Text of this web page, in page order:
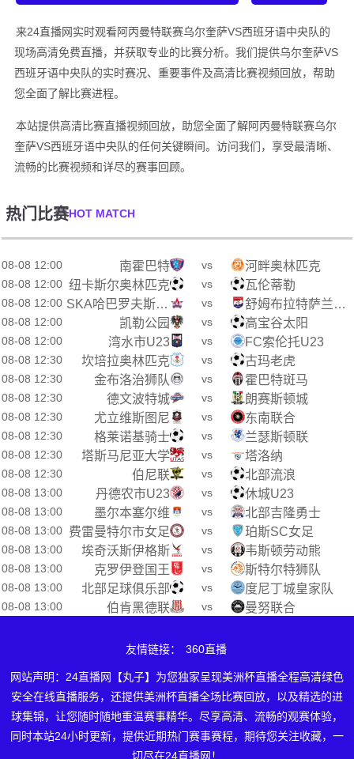
来24直播网实时观看阿丙曼特联赛乌尔奎萨VS西班牙语中央队的
现场高清免费直播，并获取专业的比赛分析。我们提供乌尔奎萨VS
西班牙语中央队的实时赛况、重要事件及高清比赛视频回放，帮助
您全面了解比赛进程。
本站提供高清比赛直播视频回放，助您全面了解阿丙曼特联赛乌尔
奎萨VS西班牙语中央队的任何关键瞬间。访问我们，享受最清晰、
流畅的比赛视频和详尽的赛事回顾。
热门比赛HOT MATCH
08-08 12:00 南霍巴特 vs 河畔奥林匹克
08-08 12:00 纽卡斯尔奥林匹克 vs 瓦伦蒂勒
08-08 12:00 SKA哈巴罗夫斯克B队 vs 舒姆布拉特萨兰斯克
08-08 12:00 凯勒公园 vs 高宝谷太阳
08-08 12:00 湾水市U23 vs FC索伦托U23
08-08 12:30 坎培拉奥林匹克 vs 古玛老虎
08-08 12:30 金布洛治狮队 vs 霍巴特斑马
08-08 12:30 德文波特城 vs 朗赛斯顿城
08-08 12:30 尤立维斯图尼 vs 东南联合
08-08 12:30 格莱诺基骑士 vs 兰瑟斯顿联
08-08 12:30 塔斯马尼亚大学 vs 塔洛纳
08-08 12:30 伯尼联 vs 北部流浪
08-08 13:00 丹德农市U23 vs 休城U23
08-08 13:00 墨尔本塞尔维 vs 北部吉隆勇士
08-08 13:00 费雷曼特尔市女足 vs 珀斯SC女足
08-08 13:00 埃奇沃斯伊格斯 vs 韦斯顿劳动熊
08-08 13:00 克罗伊登国王 vs 斯特尔特狮队
08-08 13:00 北部足球俱乐部 vs 度尼丁城皇家队
08-08 13:00 伯肯黑德联 vs 曼努联合
友情链接： 360直播
网站声明：24直播网【丸子】为您独家呈现美洲杯直播全程高清绿色
安全在线直播服务，还提供美洲杯直播全场比赛回放，以及精选的进
球集锦，让您随时随地重温赛事精华。尽享高清、流畅的观赛体验，
同时本站24小时更新，提供近期热门赛事赛程，期待您关注收藏，一
切尽在24直播网！